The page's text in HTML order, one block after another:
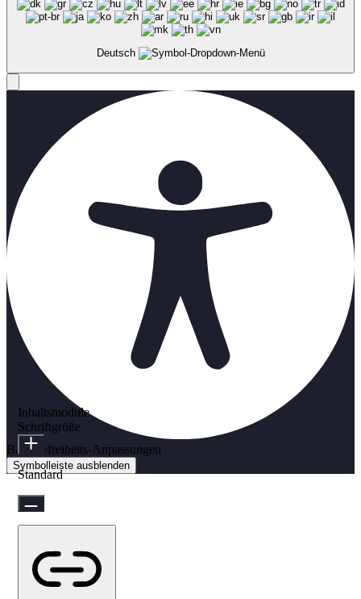
Deutsch
Barrierefreiheits-Anpassungen
Symbolleiste ausblenden
Inhaltsmodule
Schriftgröße
Standard